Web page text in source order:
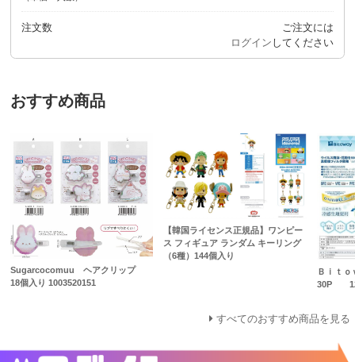
注文数
ご注文には
ログイン してください
おすすめ商品
Sugarcocomuu ヘアクリップ
18個入り 1003520151
【韓国ライセンス正規品】ワンピー
ス フィギュア ランダム キーリング
（6種）144個入り
Ｂｉｔ
30P
すべてのおすすめ商品を見る